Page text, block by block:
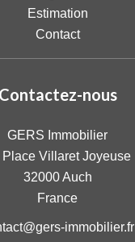
Estimation
Contact
Contactez-nous
GERS Immobilier
Place Villaret Joyeuse
32000Auch
France
immobilier.fr